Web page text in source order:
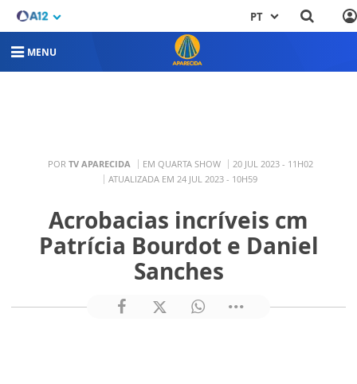
PT
MENU
POR TV APARECIDA EM QUARTA SHOW
20 JUL 2023 - 11H02
ATUALIZADA EM 24 JUL 2023 - 10H59
Acrobacias incríveis cm
Patrícia Bourdot e Daniel
Sanches